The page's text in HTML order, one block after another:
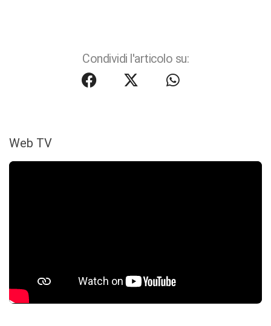
Condividi l'articolo su:
Web TV